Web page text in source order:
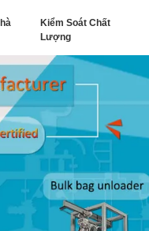
Kiểm Soát Chất
Lượng